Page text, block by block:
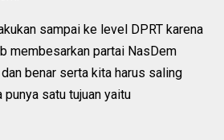
sampai ke level DPRT karena
membesarkan partai NasDem
benar serta kita harus saling
satu tujuan yaitu